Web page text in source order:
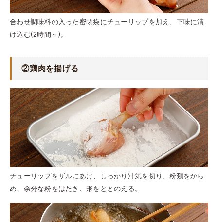
合わせ調味料の入った密閉袋にチューリップを加え、下味に漬
け込む(2時間～)。
②鶏肉を揚げる
チューリップをザルにあけ、しっかり汁気を切り、粉類をから
め、余分な粉をはたき、形をととのえる。